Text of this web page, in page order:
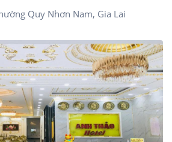
Quy Nhơn Nam, Gia Lai